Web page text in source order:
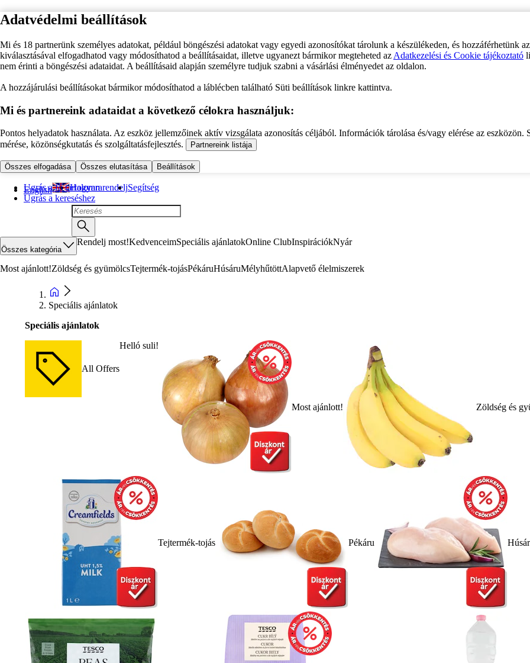
Adatvédelmi beállítások
Mi és 18 partnerünk személyes adatokat, például böngészési adatokat vagy egyedi azonosítókat tárolunk a készülékeden, és hozzáférhetünk
kiválasztásával elfogadhatod vagy módosíthatod a beállításaidat, illetve ugyanezt bármikor megteheted az Adatkezelési és Cookie tájékoztató
nem érinti a böngészési adataidat. A beállításaid alapján személyre tudjuk szabni a vásárlási élményedet az oldalon.
A hozzájárulási beállításokat bármikor módosíthatod a láblécben található Süti beállítások linkre kattintva.
Mi és partnereink adataidat a következő célokra használjuk:
Pontos helyadatok használata. Az eszköz jellemzőinek aktív vizsgálata azonosítás céljából. Információk tárolása és/vagy elérése az eszközön.
mérése, közönségkutatás és szolgáltatásfejlesztés.
Partnereink listája
Összes elfogadása Összes elutasítása Beállítások
Ugrás a fő tartalomra
Ugrás a kereséshez
English Hogyan rendeljSegítség
Összes kategória
Rendelj most!KedvenceimSpeciális ajánlatokOnline ClubInspirációkNyár
Most ajánlott!Zöldség és gyümölcsTejtermék-tojásPékáruHúsáruMélyhűtöttAlapvető élelmiszerek
Speciális ajánlatok
Speciális ajánlatok
All Offers
Helló suli!
Most ajánlott! Zöldség és
Tejtermék-tojás Pékáru